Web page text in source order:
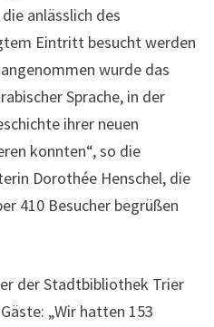
anlässlich des
Eintritt besucht werden
wurde das
Sprache, in der
ihrer neuen
konnten“, so die
Dorothée Henschel, die
410 Besucher begrüßen
der Stadtbibliothek Trier
„Wir hatten 153